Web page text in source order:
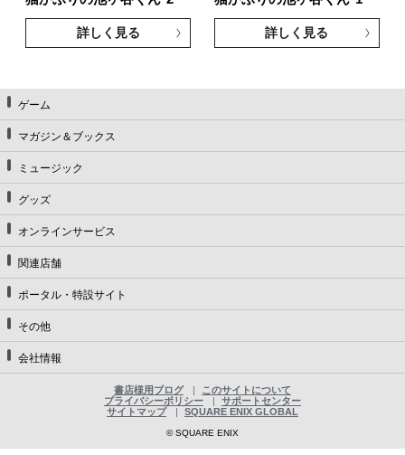
詳しく見る 詳しく見る
ゲーム
マガジン＆ブックス
ミュージック
グッズ
オンラインサービス
関連店舗
ポータル・特設サイト
その他
会社情報
書店様用ブログ
このサイトについて
プライバシーポリシー
サポートセンター
サイトマップ
SQUARE ENIX GLOBAL
© SQUARE ENIX